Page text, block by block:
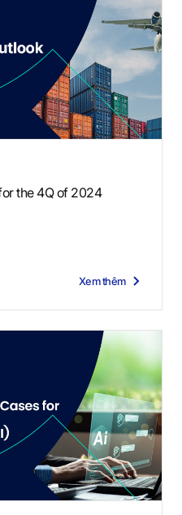
the 4Q of 2024
Xem thêm